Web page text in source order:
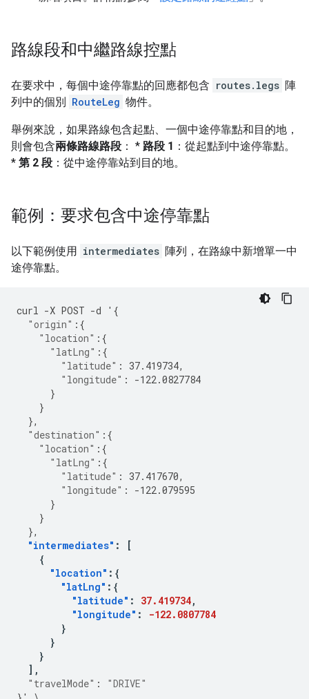
路線段和中繼路線控點
在要求中，每個中途停靠點的回應都包含 routes.legs 陣
列中的個別 RouteLeg 物件。
舉例來說，如果路線包含起點、一個中途停靠點和目的地，
則會包含兩條路線路段 ： * 路段 1 ：從起點到中途停靠點。
* 第 2 段 ：從中途停靠站到目的地。
範例：要求包含中途停靠點
以下範例使用 intermediates 陣列，在路線中新增單一中
途停靠點。
curl -X POST -d ' {
"origin" :{
"location" :{
"latLng" :{
"latitude" : 37.419734,
"longitude" :
-122.0827784
}
}
},
"destination" :{
"location" :{
"latLng" :{
"latitude" : 37.417670,
"longitude" :
-122.079595
}
}
},
"intermediates" :
[
{
"location" :{
"latLng" :{
"latitude" : 37.419734,
"longitude" :
-122.0807784
}
}
}
],
"travelMode" :
"DRIVE"